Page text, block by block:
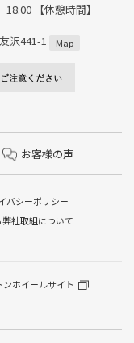
【休憩時間】
沢441-1
Map
お客様の声
バシーポリシー
社取組について
ンホイールサイト
イル交換/その他